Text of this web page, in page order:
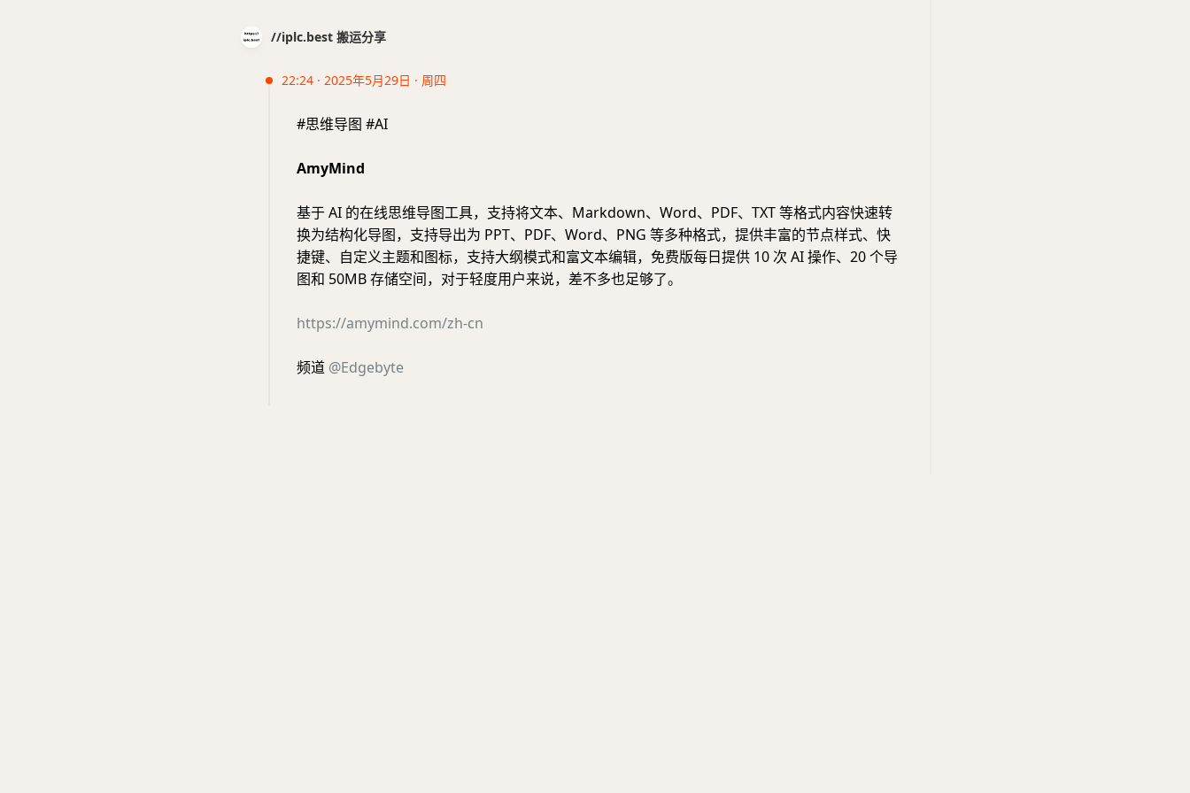
//iplc.best 搬运分享
22:24 · 2025年5月29日 · 周四
#思维导图 #AI
AmyMind
基于 AI 的在线思维导图工具，支持将文本、Markdown、Word、PDF、TXT 等格式内容快速转
换为结构化导图，支持导出为 PPT、PDF、Word、PNG 等多种格式，提供丰富的节点样式、快
捷键、自定义主题和图标，支持大纲模式和富文本编辑，免费版每日提供 10 次 AI 操作、20 个导
图和 50MB 存储空间，对于轻度用户来说，差不多也足够了。
https://amymind.com/zh-cn
频道 @Edgebyte